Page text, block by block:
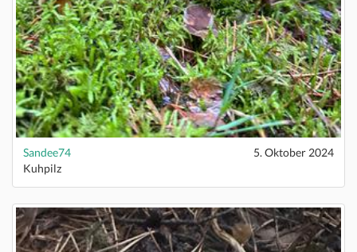
Sandee74
5. Oktober 2024
Kuhpilz